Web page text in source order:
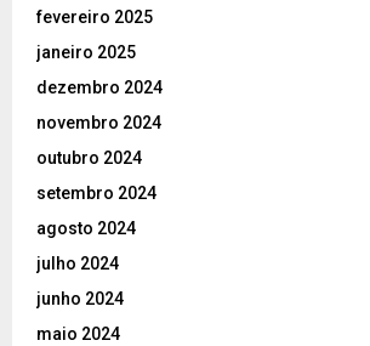
fevereiro 2025
janeiro 2025
dezembro 2024
novembro 2024
outubro 2024
setembro 2024
agosto 2024
julho 2024
junho 2024
maio 2024